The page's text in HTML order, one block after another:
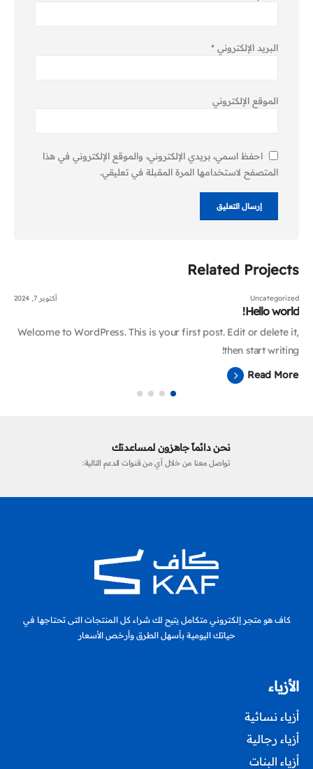
البريد الإلكتروني *
الموقع الإلكتروني
احفظ اسمي، بريدي الإلكتروني، والموقع الإلكتروني في هذا
المتصفح لاستخدامها المرة المقبلة في تعليقي.
Related Projects
Uncategorized أكتوبر 7, 2024
Hello world!
Welcome to WordPress. This is your first post. Edit or delete it,
then start writing!
Read More
نحن دائماً جاهزون لمساعدتك
تواصل معنا من خلال أي من قنوات الدعم التالية:
كاف هو متجر إلكتروني متكامل يتيح لك شراء كل المنتجات التى تحتاجها في
حياتك اليومية بأسهل الطرق وأرخص الأسعار
الأزياء
أزياء نسائية
أزياء رجالية
أزياء البنات